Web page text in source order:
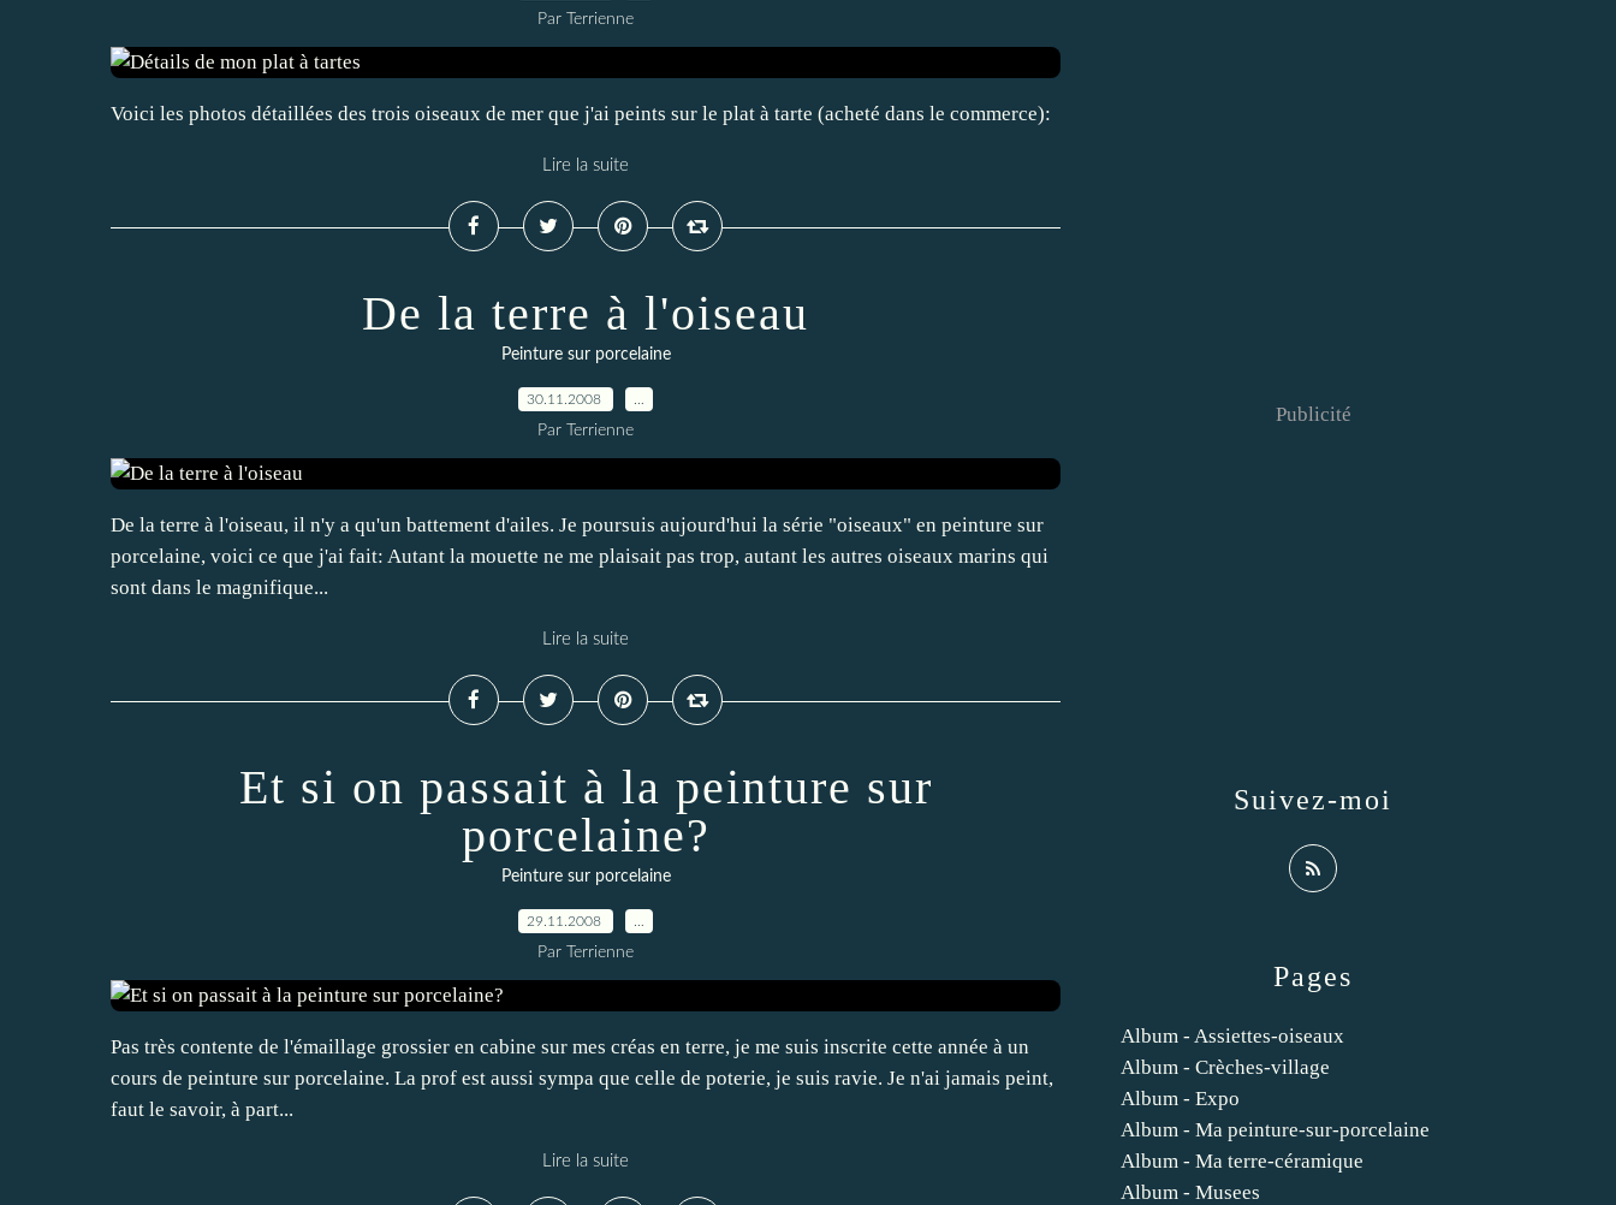
Par Terrienne
Voici les photos détaillées des trois oiseaux de mer que j'ai peints sur le plat à tarte (acheté dans le commerce):
Lire la suite
De la terre à l'oiseau
Peinture sur porcelaine
30.11.2008
Par Terrienne
De la terre à l'oiseau, il n'y a qu'un battement d'ailes. Je poursuis aujourd'hui la série "oiseaux" en peinture sur
porcelaine, voici ce que j'ai fait: Autant la mouette ne me plaisait pas trop, autant les autres oiseaux marins qui
sont dans le magnifique...
Lire la suite
Et si on passait à la peinture sur
porcelaine?
Peinture sur porcelaine
29.11.2008
Par Terrienne
Pas très contente de l'émaillage grossier en cabine sur mes créas en terre, je me suis inscrite cette année à un
cours de peinture sur porcelaine. La prof est aussi sympa que celle de poterie, je suis ravie. Je n'ai jamais peint,
faut le savoir, à part...
Lire la suite
Pages
Album - Assiettes-oiseaux
Album - Crèches-village
Album - Expo
Album - Ma peinture-sur-porcelaine
Album - Ma terre-céramique
Album - Musees
Suivez-moi
Publicité